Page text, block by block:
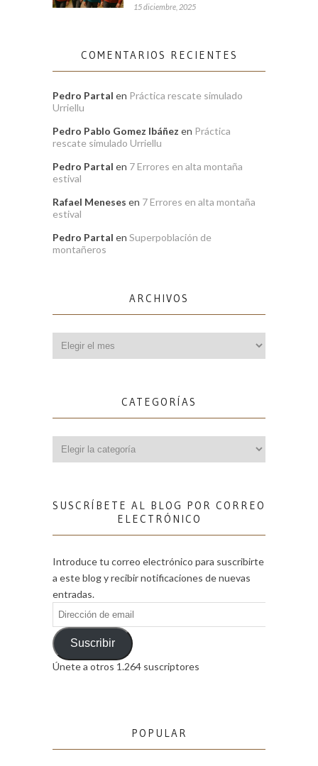
15 diciembre, 2025
COMENTARIOS RECIENTES
Pedro Partal en Práctica rescate simulado
Urriellu
Pedro Pablo Gomez Ibáñez en Práctica
rescate simulado Urriellu
Pedro Partal en 7 Errores en alta montaña
estival
Rafael Meneses en 7 Errores en alta montaña
estival
Pedro Partal en Superpoblación de
montañeros
ARCHIVOS
CATEGORÍAS
SUSCRÍBETE AL BLOG POR CORREO
ELECTRÓNICO
Introduce tu correo electrónico para suscribirte
a este blog y recibir notificaciones de nuevas
entradas.
Dirección
de
emailSuscribir
Únete a otros 1.264 suscriptores
POPULAR